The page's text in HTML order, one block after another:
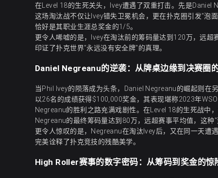
在Level 18的生死关头，Ivey遭遇了双重打击。先是Daniel
这场淘汰战不仅让Ivey错失卫冕机会，更在扑克圈引发"泡
恰好是其职业生涯总奖金的1/5。
更令人唏嘘的是，Ivey在淘汰前的筹码量达到120万，远超
印证了扑克世界"永远没有安全牌"的真理。
Daniel Negreanu的逆袭：从牌桌边缘到决赛圈
当Phil Ivey的陨落成为头条，Daniel Negreanu的崛起则
以26名的成绩获得$100,000奖金，其表现堪称2023年
Negreanu的胜利之路充满戏剧性。在Level 18的生死战中
Negreanu的最终筹码量达到80万，远超赛事平均值，这种
更令人惊叹的是，Negreanu在淘汰Ivey后，又在同一天
完美诠释了扑克竞技的残酷美学。
High Roller赛事的数字密码：从筹码到奖金的惊